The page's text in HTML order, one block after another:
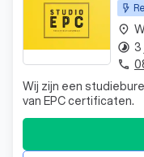
Wij zijn een
van EPC certificaten.
place
timelapse
phone